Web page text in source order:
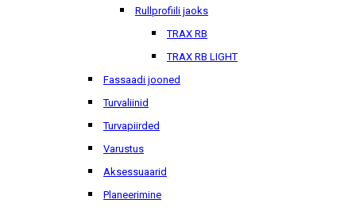
Rullprofiili jaoks
TRAX RB
TRAX RB LIGHT
Fassaadi jooned
Turvaliinid
Turvapiirded
Varustus
Aksessuaarid
Planeerimine